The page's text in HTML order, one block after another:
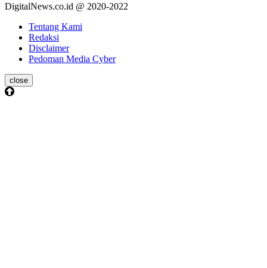
DigitalNews.co.id @ 2020-2022
Tentang Kami
Redaksi
Disclaimer
Pedoman Media Cyber
close